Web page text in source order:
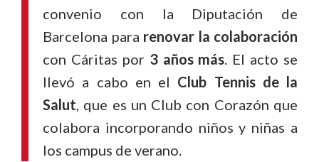
convenio con la Diputación de
Barcelona para renovar la colaboración
con Cáritas por 3 años más. El acto se
llevó a cabo en el Club Tennis de la
Salut, que es un Club con Corazón que
colabora incorporando niños y niñas a
los campus de verano.